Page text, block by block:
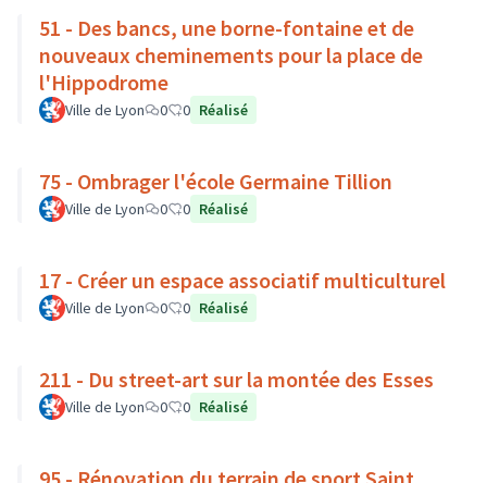
51 - Des bancs, une borne-fontaine et de
nouveaux cheminements pour la place de
l'Hippodrome
Ville de Lyon 0 0 Réalisé
75 - Ombrager l'école Germaine Tillion
Ville de Lyon 0 0 Réalisé
17 - Créer un espace associatif multiculturel
Ville de Lyon 0 0 Réalisé
211 - Du street-art sur la montée des Esses
Ville de Lyon 0 0 Réalisé